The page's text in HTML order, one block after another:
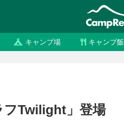
キャンプ場 キャンプ飯
Twilight」登場